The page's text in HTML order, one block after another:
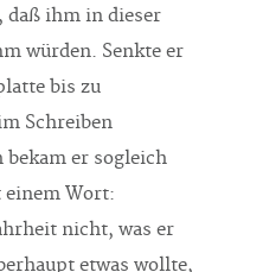
daß ihm in dieser
würden. Senkte er
bis zu
Schreiben
bekam er sogleich
einem Wort:
nicht, was er
etwas wollte,